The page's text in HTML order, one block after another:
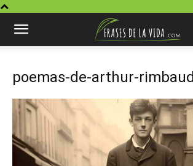
poemas-de-arthur-rimbaud